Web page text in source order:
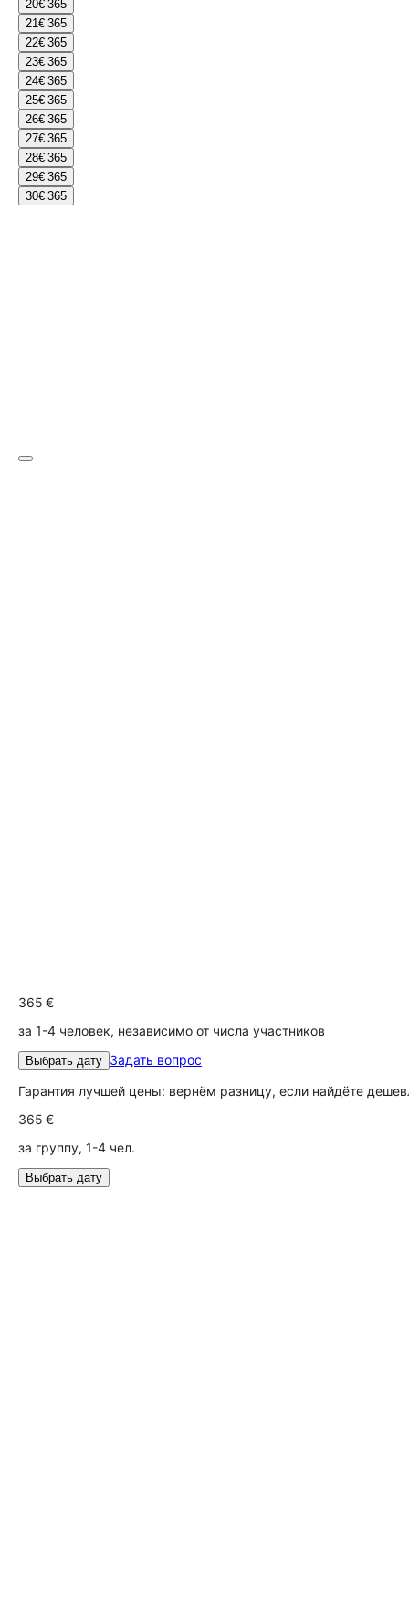
20€ 365
21€ 365
22€ 365
23€ 365
24€ 365
25€ 365
26€ 365
27€ 365
28€ 365
29€ 365
30€ 365
365 €
за 1-4 человек, независимо от числа участников
Выбрать дату Задать вопрос
Гарантия лучшей цены: вернём разницу, если найдёте
365 €
за группу, 1-4 чел.
Выбрать дату